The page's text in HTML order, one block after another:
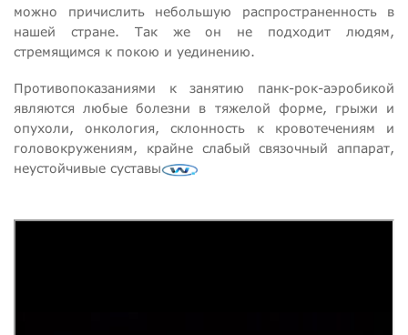
можно причислить небольшую распространенность в
нашей стране. Так же он не подходит людям,
стремящимся к покою и уединению.
Противопоказаниями к занятию панк-рок-аэробикой
являются любые болезни в тяжелой форме, грыжи и
опухоли, онкология, склонность к кровотечениям и
головокружениям, крайне слабый связочный аппарат,
неустойчивые суставы